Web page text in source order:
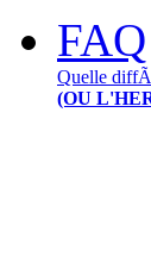
FAQ
Quelle
(OU